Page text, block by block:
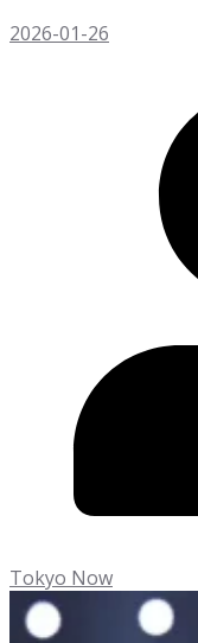
2026-01-26
Tokyo Now